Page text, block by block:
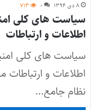
۸ دی ۱۳۹۴ ۰ ۷۱۳
سیاست‌ های کلی
اطلاعات و ارتباطات
سیاست‌ های کلی
نظام جامع…